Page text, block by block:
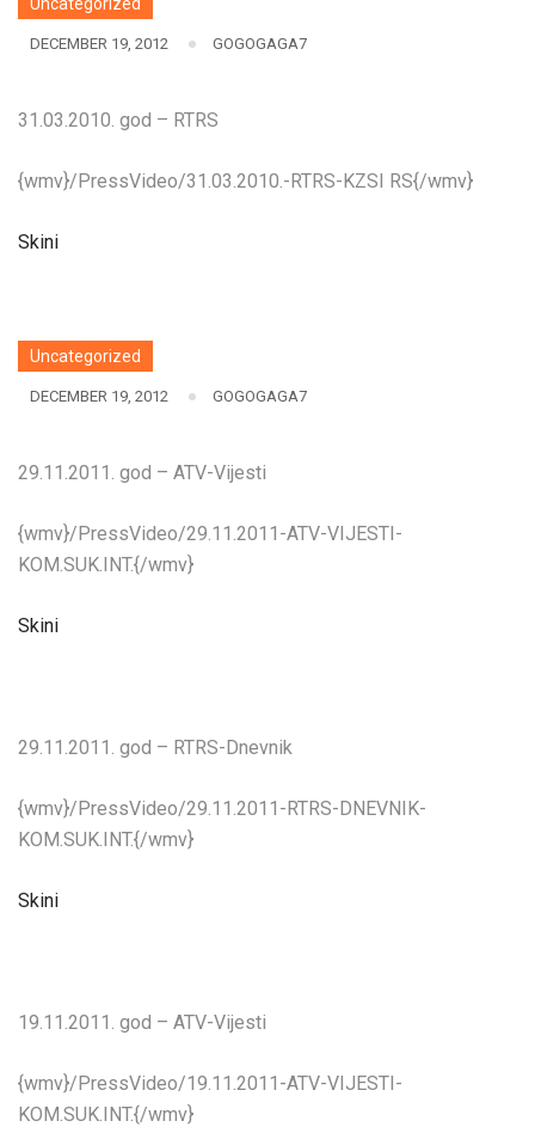
DECEMBER 19, 2012 GOGOGAGA7
31.03.2010. god – RTRS
{wmv}/PressVideo/31.03.2010.-RTRS-KZSI RS{/wmv}
Skini
Uncategorized
DECEMBER 19, 2012 GOGOGAGA7
29.11.2011. god – ATV-Vijesti
{wmv}/PressVideo/29.11.2011-ATV-VIJESTI-
KOM.SUK.INT.{/wmv}
Skini
29.11.2011. god – RTRS-Dnevnik
{wmv}/PressVideo/29.11.2011-RTRS-DNEVNIK-
KOM.SUK.INT.{/wmv}
Skini
19.11.2011. god – ATV-Vijesti
{wmv}/PressVideo/19.11.2011-ATV-VIJESTI-
KOM.SUK.INT.{/wmv}